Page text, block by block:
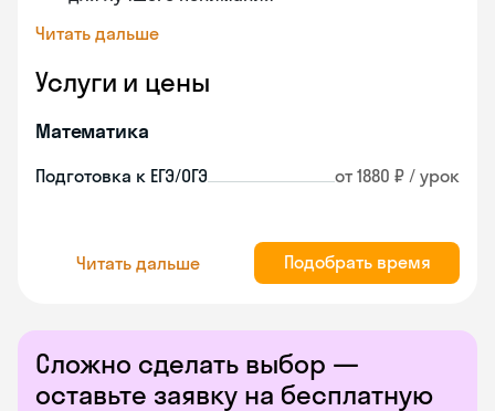
Читать дальше
Услуги и цены
Математика
Подготовка к ЕГЭ/ОГЭ от 1880 ₽ / урок
Читать дальше Подобрать время
Сложно сделать выбор —
оставьте заявку на бесплатную